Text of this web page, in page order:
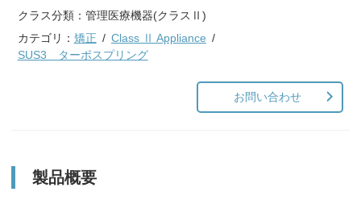
クラス分類： 管理医療機器(クラスⅡ)
カテゴリ： 矯正
Class Ⅱ Appliance
SUS3 ターボスプリング
お問い合わせ
製品概要